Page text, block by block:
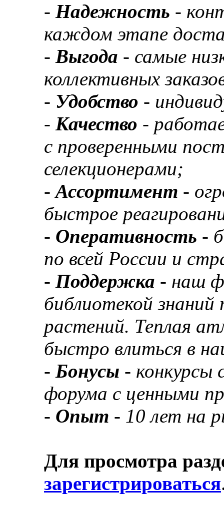
- Надежность -
каждом этапе
- Выгода - самые
коллективных
- Удобство -
- Качество -
с проверенными
селекционерами;
-Ассортимент -
быстрое
- Оперативность -
по всей России и
- Поддержка - наш
библиотекой
растений. Теплая
быстро влиться в
- Бонусы - конкурсы
форума с ценными
- Опыт - 10 лет на
Для просмотра
зарегистрироваться